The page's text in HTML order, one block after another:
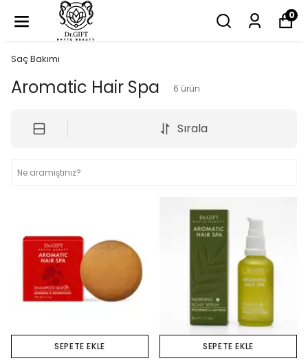
0
Saç Bakımı
Aromatic Hair Spa 6 ürün
Sırala
SEPETE EKLE SEPETE EKLE